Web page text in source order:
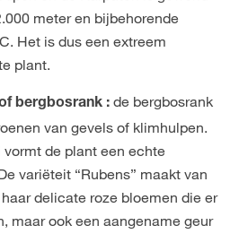
meter en bijbehorende
Het is dus een extreem
plant.
bergbosrank : de bergbosrank
van gevels of klimhulpen.
de plant een echte
variëteit “Rubens” maakt van
delicate roze bloemen die er
maar ook een aangename geur